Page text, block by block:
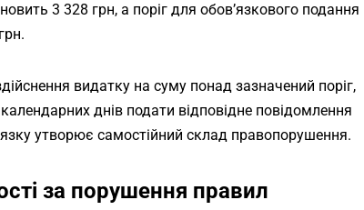
3 328 грн, а поріг для обов’язкового подання
видатку на суму понад зазначений поріг,
днів подати відповідне повідомлення
утворює самостійний склад правопорушення.
за порушення правил